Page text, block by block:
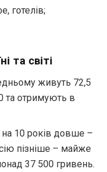
готелів;
та світі
живуть 72,5
та отримують в
10 років довше –
пізніше – майже
37 500 гривень.